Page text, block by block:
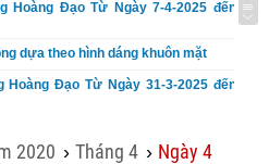
Hoàng Đạo Từ Ngày 7-4-2025 đến
dựa theo hình dáng khuôn mặt
Hoàng Đạo Từ Ngày 31-3-2025 đến
2020 › Tháng 4 › Ngày 4